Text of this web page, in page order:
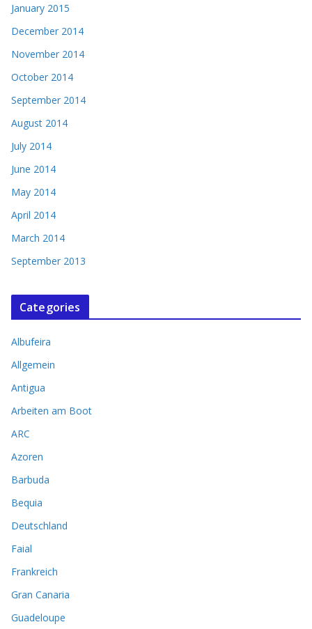
January 2015
December 2014
November 2014
October 2014
September 2014
August 2014
July 2014
June 2014
May 2014
April 2014
March 2014
September 2013
Categories
Albufeira
Allgemein
Antigua
Arbeiten am Boot
ARC
Azoren
Barbuda
Bequia
Deutschland
Faial
Frankreich
Gran Canaria
Guadeloupe